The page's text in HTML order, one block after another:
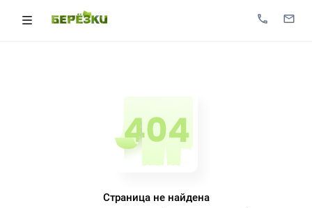
Страница не найдена